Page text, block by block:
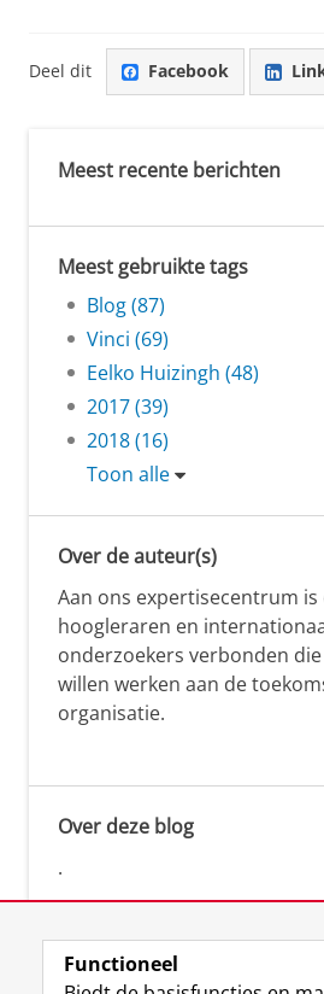
Deel dit Facebook
Meest recente berichten
Meest gebruikte tags
Blog (87)
Vinci (69)
Eelko Huizingh (48)
2017 (39)
2018 (16)
Toon alle
Over de auteur(s)
Aan ons expertisecentrum
hoogleraren en
onderzoekers verbonden
willen werken aan de
organisatie.
Over deze blog
.
Functioneel